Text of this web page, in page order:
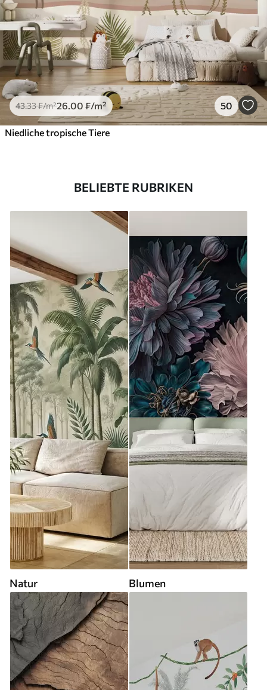
43.33₣/m²26 .00 ₣/m² 50
Niedliche tropische Tiere
BELIEBTE RUBRIKEN
Natur Blumen